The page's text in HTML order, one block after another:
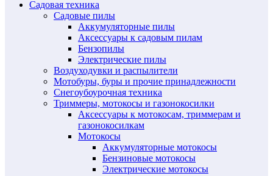
Садовая техника
Садовые пилы
Аккумуляторные пилы
Аксессуары к садовым пилам
Бензопилы
Электрические пилы
Воздуходувки и распылители
Мотобуры, буры и прочие принадлежности
Снегоубоурочная техника
Триммеры, мотокосы и газонокосилки
Аксессуары к мотокосам, триммерам и
газонокосилкам
Мотокосы
Аккумуляторные мотокосы
Бензиновые мотокосы
Электрические мотокосы